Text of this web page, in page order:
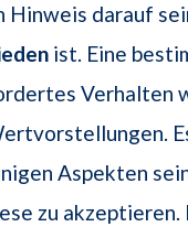
Hinweis darauf
ist. Eine
Verhalten
Aspekten
zu